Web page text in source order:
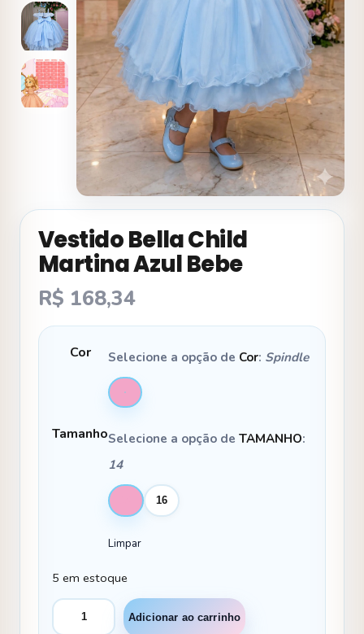
Vestido Bella Child
Martina Azul Bebe
R$ 168,34
Cor Selecione a opção de Cor: Spindle
TamanhoSelecione a opção de TAMANHO:
14
16
Limpar
5 em estoque
Vestido
Bella
Adicionar ao carrinho